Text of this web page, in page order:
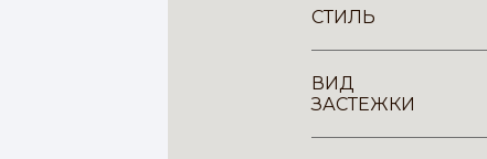
СТИЛЬ
ВИД
ЗАСТЕЖКИ